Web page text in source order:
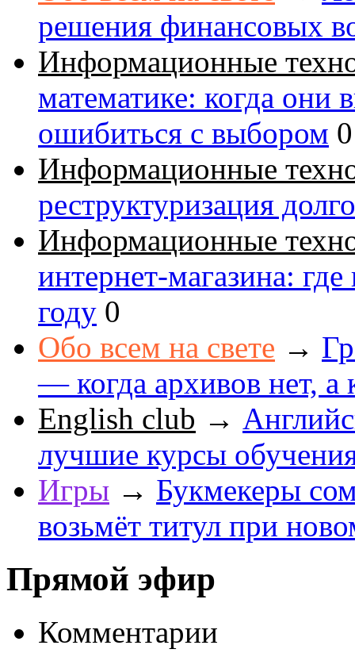
решения финансовых
Информационные
математике: когда они
ошибиться с выбором 0
Информационные
реструктуризация
Информационные
интернет-магазина:
году 0
Обо всем на свете →
— когда архивов нет, а
English club →
лучшие курсы
Игры → Букмекеры
возьмёт титул при
Прямой эфир
Комментарии